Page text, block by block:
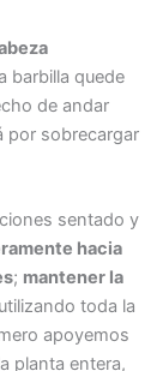
barbilla quede
de andar
por sobrecargar
sentado y
hacia
; mantener la
toda la
apoyemos
planta entera,